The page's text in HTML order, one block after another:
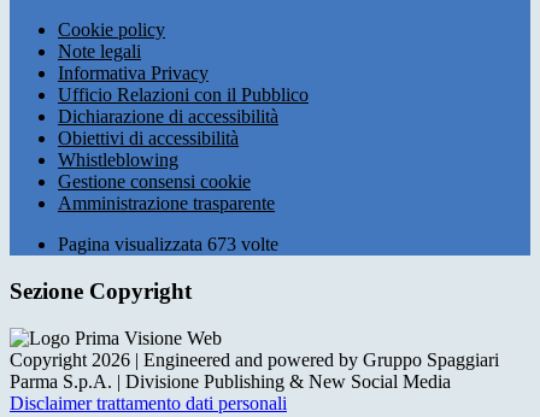
Cookie policy
Note legali
Informativa Privacy
Ufficio Relazioni con il Pubblico
Dichiarazione di accessibilità
Obiettivi di accessibilità
Whistleblowing
Gestione consensi cookie
Amministrazione trasparente
Pagina visualizzata 673 volte
Sezione Copyright
Copyright 2026 | Engineered and powered by Gruppo Spaggiari
Parma S.p.A. | Divisione Publishing & New Social Media
Disclaimer trattamento dati personali